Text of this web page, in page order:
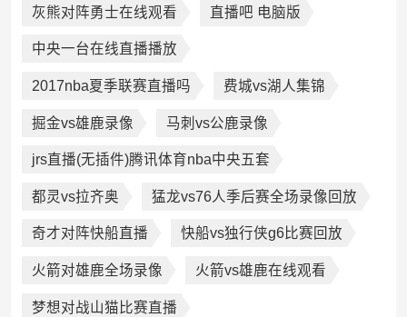
灰熊对阵勇士在线观看 直播吧 电脑版
中央一台在线直播播放
2017nba夏季联赛直播吗 费城vs湖人集锦
掘金vs雄鹿录像 马刺vs公鹿录像
jrs直播(无插件)腾讯体育nba中央五套
都灵vs拉齐奥 猛龙vs76人季后赛全场录像回放
奇才对阵快船直播 快船vs独行侠g6比赛回放
火箭对雄鹿全场录像 火箭vs雄鹿在线观看
梦想对战山猫比赛直播